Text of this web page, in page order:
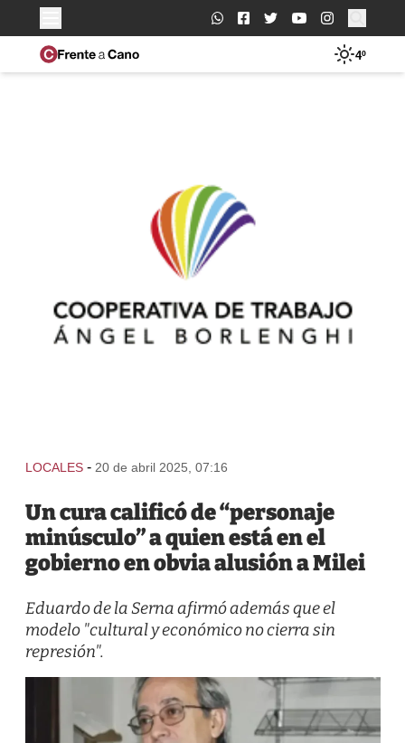
Buscar:
4º
LOCALES - 20 de abril 2025, 07:16
Un cura calificó de “personaje
minúsculo” a quien está en el
gobierno en obvia alusión a Milei
Eduardo de la Serna afirmó además que el
modelo "cultural y económico no cierra sin
represión".